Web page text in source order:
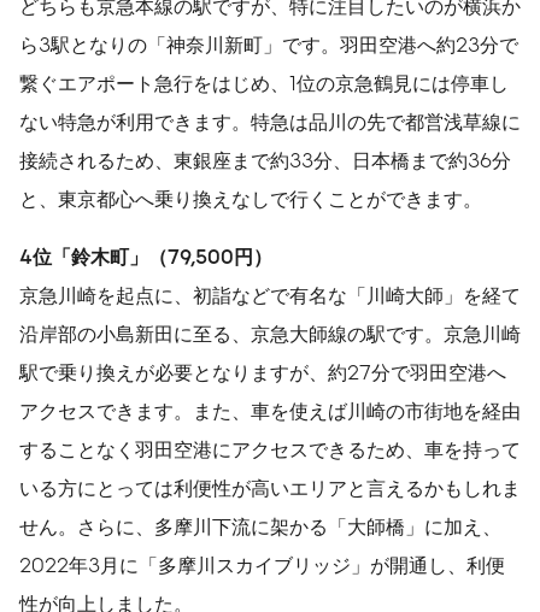
どちらも京急本線の駅ですが、特に注目したいのが横浜か
ら3駅となりの「神奈川新町」です。羽田空港へ約23分で
繋ぐエアポート急行をはじめ、1位の京急鶴見には停車し
ない特急が利用できます。特急は品川の先で都営浅草線に
接続されるため、東銀座まで約33分、日本橋まで約36分
と、東京都心へ乗り換えなしで行くことができます。
4位「鈴木町」（79,500 円）
京急川崎を起点に、初詣などで有名な「川崎大師」を経て
沿岸部の小島新田に至る、京急大師線の駅です。京急川崎
駅で乗り換えが必要となりますが、約27分で羽田空港へ
アクセスできます。また、車を使えば川崎の市街地を経由
することなく羽田空港にアクセスできるため、車を持って
いる方にとっては利便性が高いエリアと言えるかもしれま
せん。さらに、多摩川下流に架かる「大師橋」に加え、
2022年3月に「多摩川スカイブリッジ」が開通し、利便
性が向上しました。